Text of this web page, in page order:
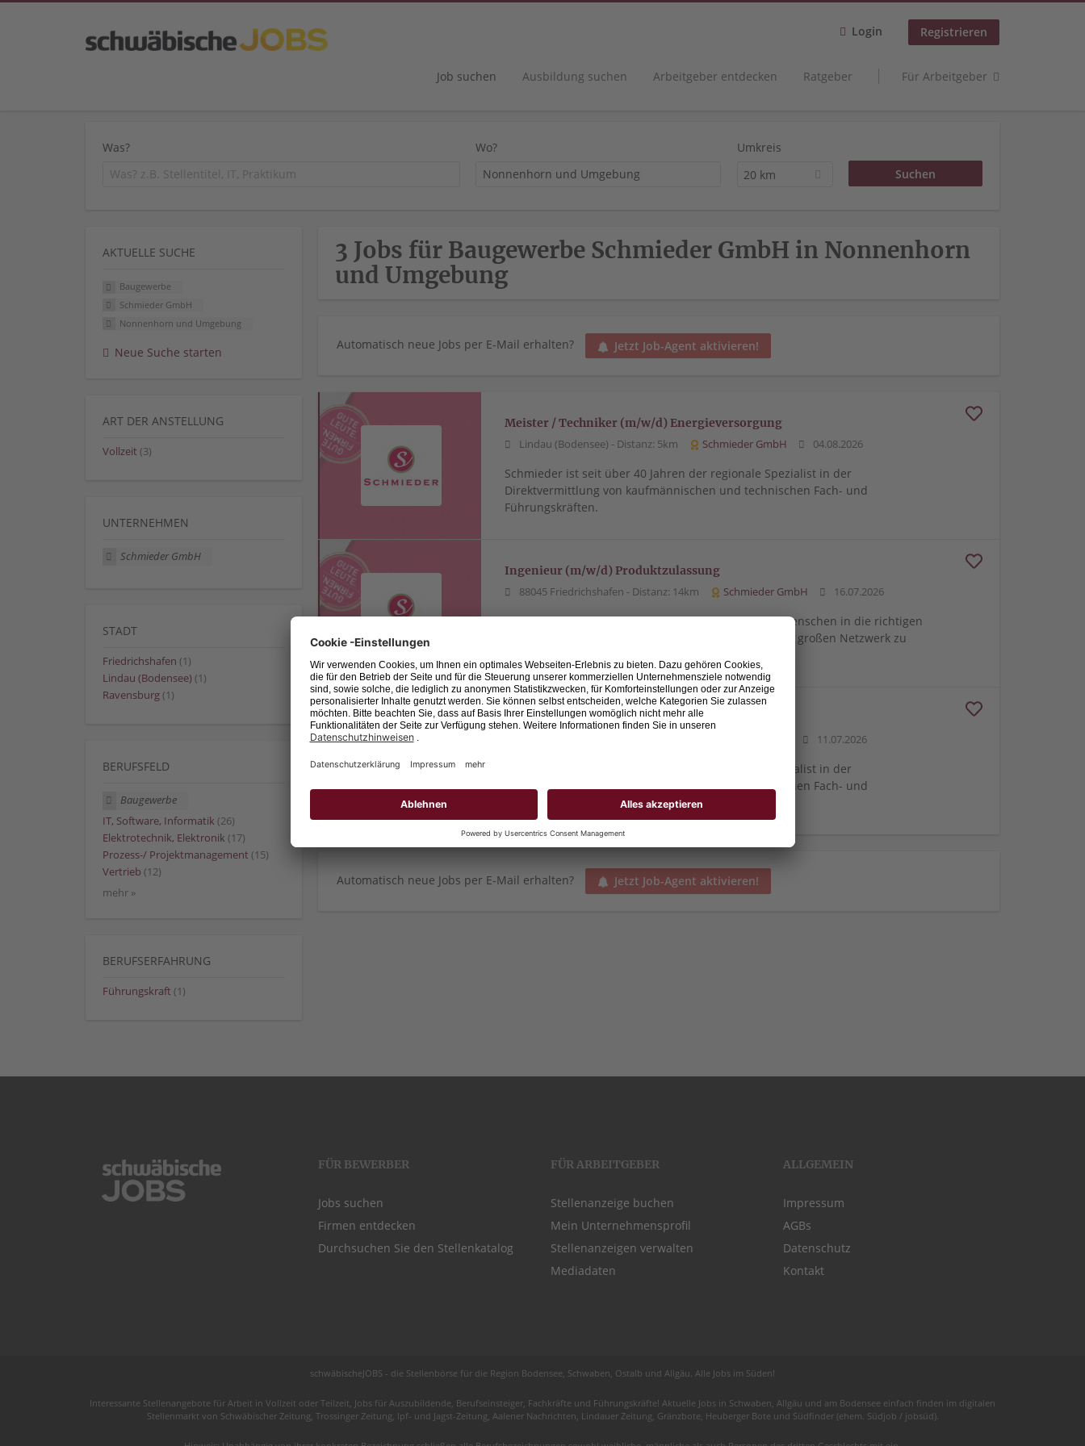
Login Registrieren
Job suchen Ausbildung suchen Arbeitgeber entdecken Ratgeber Für Arbeitgeber
Was? Wo?
Umkreis
20 km
3 Jobs für Baugewerbe Schmieder GmbH in Nonnenhorn
und Umgebung
Automatisch neue Jobs per E-Mail erhalten? Jetzt Job-Agent aktivieren!
Meister / Techniker (m/w/d) Energieversorgung
Lindau (Bodensee) - Distanz: 5km Schmieder GmbH 04.08.2026
Schmieder ist seit über 40 Jahren der regionale Spezialist in der
Direktvermittlung von kaufmännischen und technischen Fach- und
Führungskräften.
Ingenieur (m/w/d) Produktzulassung
88045 Friedrichshafen - Distanz: 14km Schmieder GmbH 16.07.2026
Schmieder bringt seit über 40 Jahren die richtigen Menschen in die richtigen
Firmen. Nur eine Bewerbung reicht, um von unserem großen Netzwerk zu
Projektleiter (m/w/d) SHK
11.07.2026
Schmieder ist seit über 40 Jahren der regionale Spezialist in der
Direktvermittlung von kaufmännischen und technischen Fach- und
Automatisch neue Jobs per E-Mail erhalten? Jetzt Job-Agent aktivieren!
AKTUELLE SUCHE
Baugewerbe
Schmieder GmbH
Nonnenhorn und Umgebung
Neue Suche starten
ART DER ANSTELLUNG
Vollzeit (3)
UNTERNEHMEN
Schmieder GmbH
STADT
Friedrichshafen (1)
Lindau (Bodensee) (1)
Ravensburg (1)
BERUFSFELD
Baugewerbe
IT, Software, Informatik (26)
Elektrotechnik, Elektronik (17)
Prozess-/ Projektmanagement (15)
Vertrieb (12)
mehr »
BERUFSERFAHRUNG
Führungskraft (1)
FÜR BEWERBER
Jobs suchen
Firmen entdecken
Durchsuchen Sie den Stellenkatalog
FÜR ARBEITGEBER
Stellenanzeige buchen
Mein Unternehmensprofil
Stellenanzeigen verwalten
Mediadaten
ALLGEMEIN
Impressum
AGBs
Datenschutz
Kontakt
schwäbischeJOBS - die Stellenbörse für die Region Bodensee , Schwaben, Ostalb und Allgäu . Alle Jobs im Süden!
Interessante Stellenangebote für Arbeit in Vollzeit oder Teilzeit , Jobs für Auszubildende , Berufseinsteiger, Fachkräfte und Führungskräfte! Aktuelle Jobs in Schwaben, Allgäu und am Bodensee einfach finden im digitalen
Stellenmarkt von Schwäbischer Zeitung , Trossinger Zeitung, Ipf- und Jagst-Zeitung, Aalener Nachrichten, Lindauer Zeitung, Gränzbote, Heuberger Bote und Südfinder(ehem. Südjob / jobsüd).